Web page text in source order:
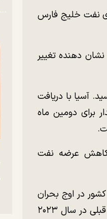
نفت خلیج فارس
نشان دهنده تغییر
آسیا با دریافت
برای دومین ماه
کاهش عرضه نفت
در اوج بحران
در برخی هفته‌ها از ۶ میلیون بشکه در روز هم فراتر رفت، در حالی که در اوج قبلی در سال ۲۰۲۳